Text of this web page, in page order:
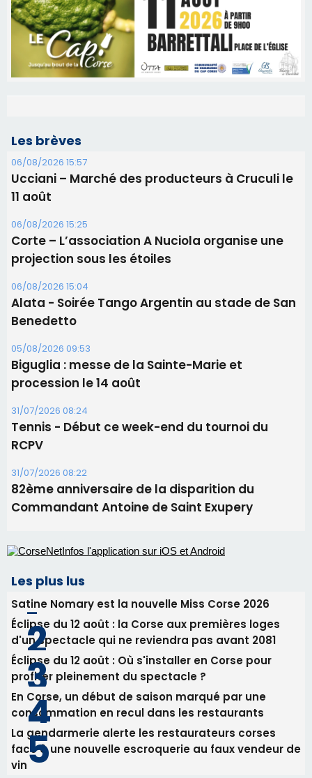
Les brèves
06/08/2026 15:57
Ucciani – Marché des producteurs à Cruculi le
11 août
06/08/2026 15:25
Corte – L’association A Nuciola organise une
projection sous les étoiles
06/08/2026 15:04
Alata - Soirée Tango Argentin au stade de San
Benedetto
05/08/2026 09:53
Biguglia : messe de la Sainte-Marie et
procession le 14 août
Tennis - Début ce week-end du tournoi du
RCPV
31/07/2026 08:22
82ème anniversaire de la disparition du
Commandant Antoine de Saint Exupery
Les plus lus
Satine Nomary est la nouvelle Miss Corse 2026
Éclipse du 12 août : la Corse aux premières loges
d'un spectacle qui ne reviendra pas avant 2081